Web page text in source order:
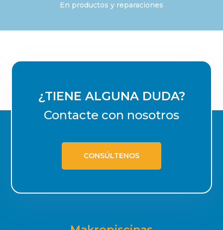
En productos y reparaciones
¿TIENE ALGUNA DUDA?
Contacte con nosotros
CONSÚLTENOS